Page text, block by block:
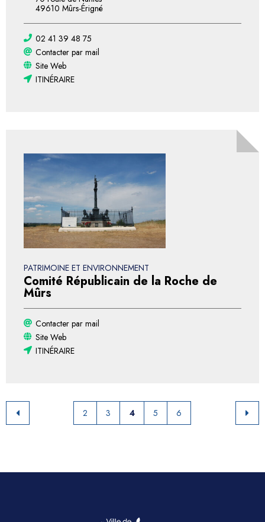
49610 Mûrs-Érigné
02 41 39 48 75
Contacter par mail
Site Web
ITINÉRAIRE
PATRIMOINE ET ENVIRONNEMENT
Comité Républicain de la Roche de
Mûrs
Contacter par mail
Site Web
ITINÉRAIRE
2 3 4 5 6